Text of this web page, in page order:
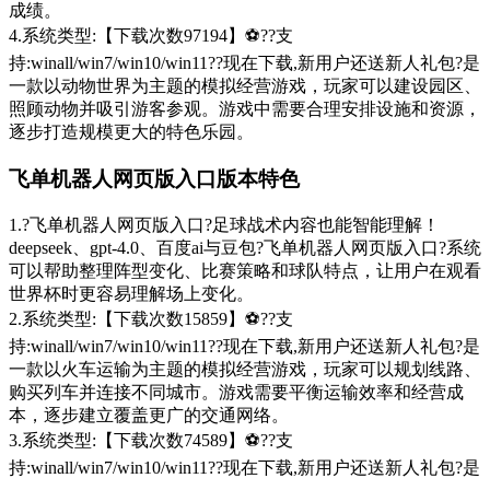
成绩。
4.系统类型:【下载次数97194】⚽??支
持:winall/win7/win10/win11??现在下载,新用户还送新人礼包?是
一款以动物世界为主题的模拟经营游戏，玩家可以建设园区、
照顾动物并吸引游客参观。游戏中需要合理安排设施和资源，
逐步打造规模更大的特色乐园。
飞单机器人网页版入口版本特色
1.?飞单机器人网页版入口?足球战术内容也能智能理解！
deepseek、gpt-4.0、百度ai与豆包?飞单机器人网页版入口?系统
可以帮助整理阵型变化、比赛策略和球队特点，让用户在观看
世界杯时更容易理解场上变化。
2.系统类型:【下载次数15859】⚽??支
持:winall/win7/win10/win11??现在下载,新用户还送新人礼包?是
一款以火车运输为主题的模拟经营游戏，玩家可以规划线路、
购买列车并连接不同城市。游戏需要平衡运输效率和经营成
本，逐步建立覆盖更广的交通网络。
3.系统类型:【下载次数74589】⚽??支
持:winall/win7/win10/win11??现在下载,新用户还送新人礼包?是